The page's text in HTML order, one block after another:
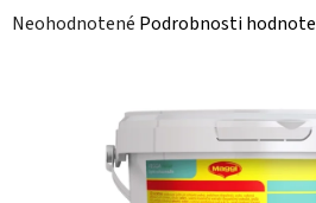
Priemerné hodnotenie produktu je 0,0
Neohodnotené Podrobnosti